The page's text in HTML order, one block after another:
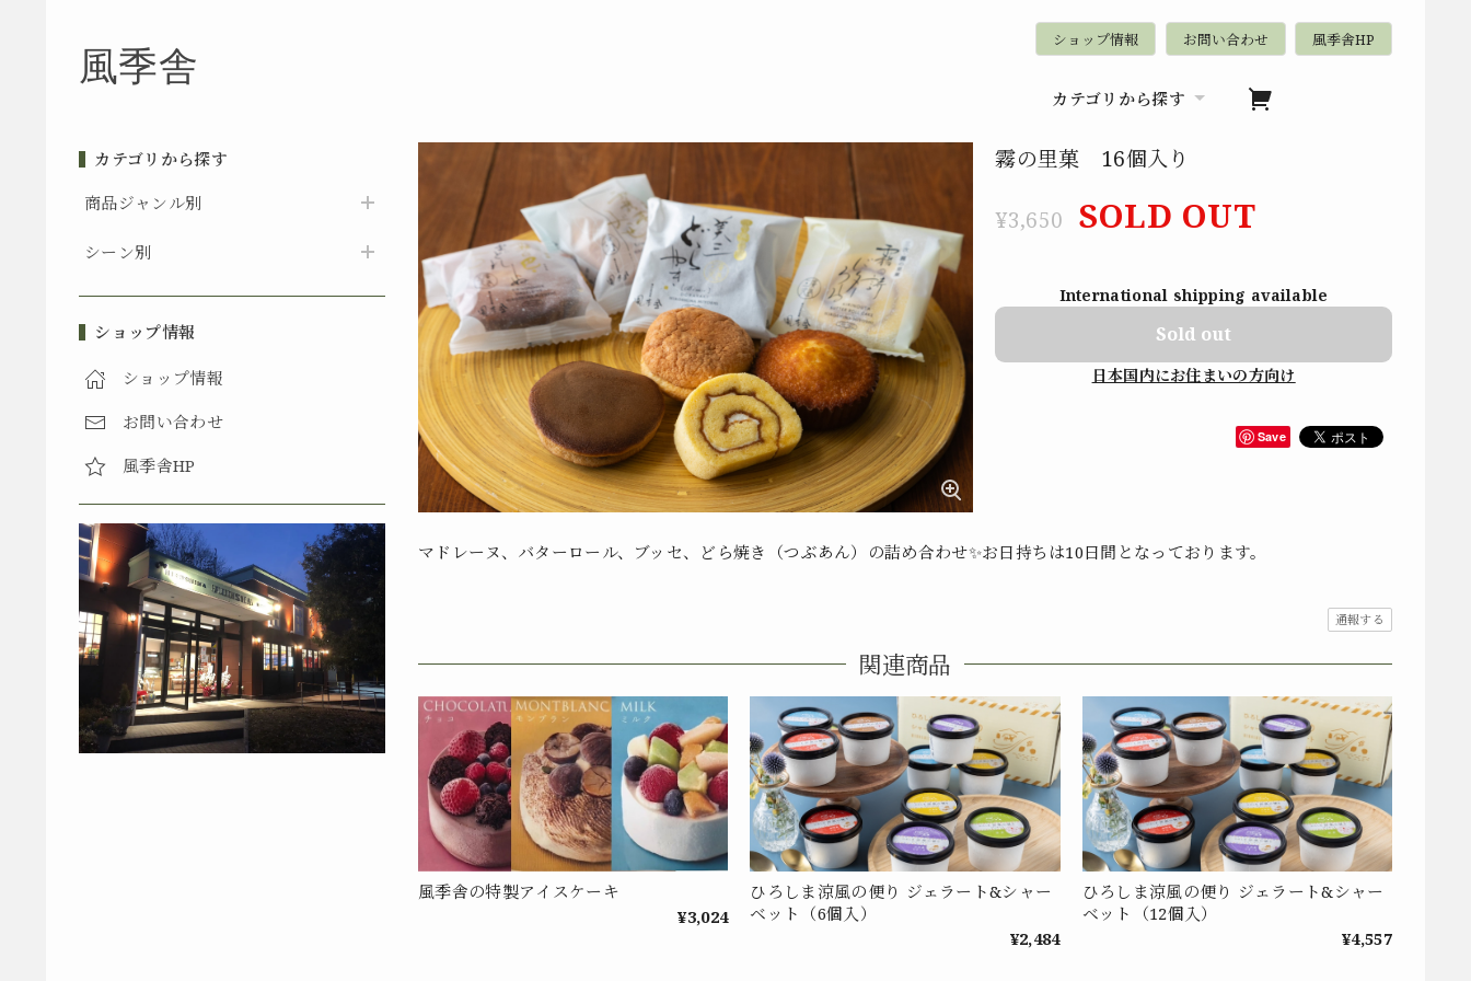
風季舎
ショップ情報 お問い合わせ 風季舎HP
カテゴリから探す
カテゴリから探す
商品ジャンル別
シーン別
ショップ情報
ショップ情報
お問い合わせ
風季舎HP
霧の里菓 16個入り
¥3,650 SOLD OUT
International shipping available
Sold out
日本国内にお住まいの方向け
Save
マドレーヌ、バターロール、ブッセ、どら焼き（つぶあん）の詰め合わせ✨お日持ちは10日間となっております。
通報する
関連商品
風季舎の特製アイスケーキ
¥3,024
ひろしま涼風の便り ジェラート&シャー
ベット（6個入）
¥2,484
ひろしま涼風の便り ジェラート&シャー
ベット（12個入）
¥4,557